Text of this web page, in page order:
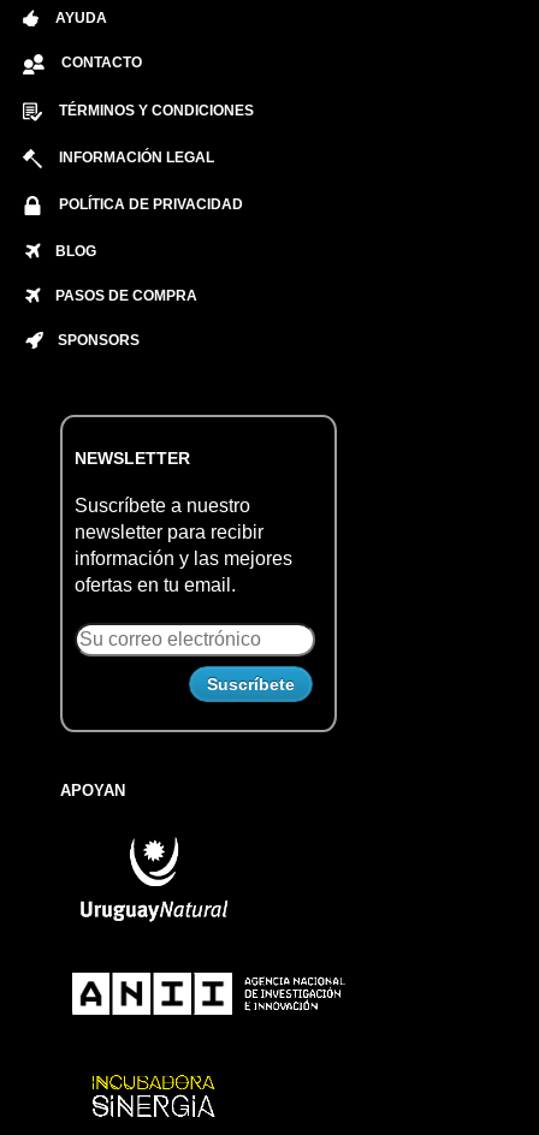
AYUDA
CONTACTO
TÉRMINOS Y CONDICIONES
INFORMACIÓN LEGAL
POLÍTICA DE PRIVACIDAD
BLOG
PASOS DE COMPRA
SPONSORS
NEWSLETTER
Suscríbete a nuestro
newsletter para recibir
información y las mejores
ofertas en tu email.
APOYAN